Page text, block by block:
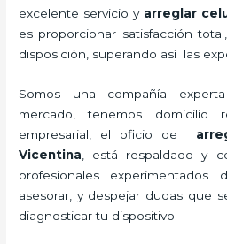
excelente servicio y arreglar
es proporcionar satisfacción
disposición, superando así las
Somos una compañía
mercado, tenemos domicilio
empresarial, el oficio de
Vicentina , está respaldado y
profesionales experimentados
asesorar, y despejar dudas que
diagnosticar tu dispositivo.